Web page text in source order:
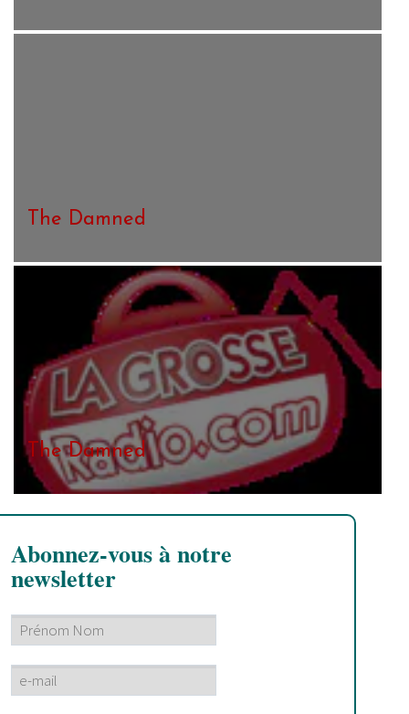
The Damned
The Damned
Abonnez-vous à notre
newsletter